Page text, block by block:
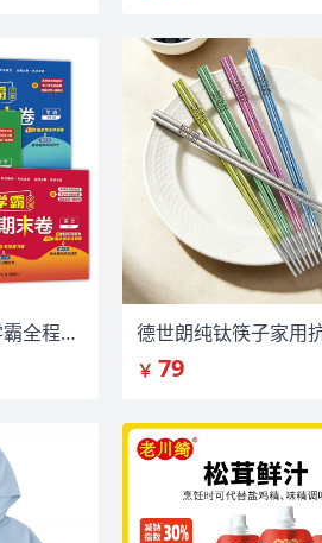
2026春经纶小学学霸全程期末必刷卷
￥ 79